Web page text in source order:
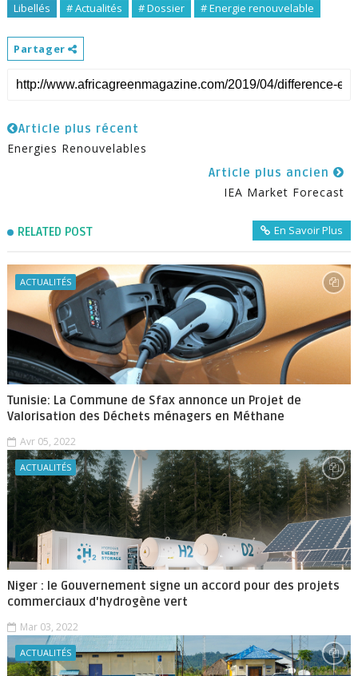
Libellés # Actualités # Dossier # Energie renouvelable
Partager
Article plus récent
Energies Renouvelables
Article plus ancien
IEA Market Forecast
RELATED POST En Savoir Plus
ACTUALITÉS
Tunisie: La Commune de Sfax annonce un Projet de
Valorisation des Déchets ménagers en Méthane
Avr 05, 2022
ACTUALITÉS
Niger : le Gouvernement signe un accord pour des projets
commerciaux d'hydrogène vert
Mar 03, 2022
ACTUALITÉS